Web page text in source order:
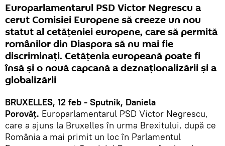
Europarlamentarul PSD Victor Negrescu a
cerut Comisiei Europene să creeze un nou
statut al cetățeniei europene, care să permită
românilor din Diaspora să nu mai fie
discriminați. Cetățenia europeană poate fi
însă și o nouă capcană a deznaționalizării și a
globalizării
BRUXELLES, 12 feb - Sputnik, Daniela
Porovăț. Europarlamentarul PSD Victor Negrescu,
care a ajuns la Bruxelles în urma Brexitului, după ce
România a mai primit un loc în Parlamentul